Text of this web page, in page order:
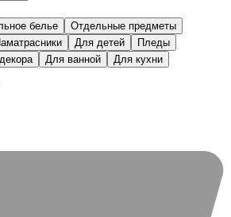
белье
Отдельные предметы
Для детей
Пледы
Для ванной
Для кухни